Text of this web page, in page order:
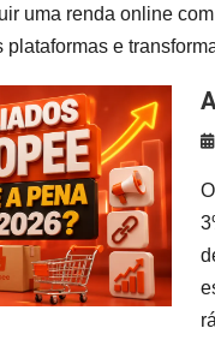
uma renda online
e